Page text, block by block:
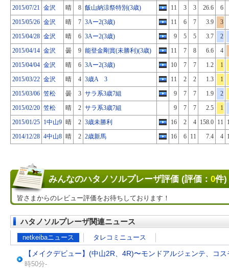
2015/07/21 金沢 晴 8 飯山納涼祭特別(3歳) 11 3 3 26.6
6
2015/05/26 金沢 晴 7 3Aー2(3歳) 11 6 7 3.9
3
2015/04/28 金沢 晴 6 3Aー2(3歳) 9 5 5 3.7
2
2015/04/14 金沢 曇 9 能登金剛賞(未勝利)(3歳) 11 7 8 6.6
4
2015/04/04 金沢 晴 6 3Aー2(3歳) 10 7 7 1.2
1
2015/03/22 金沢 晴 4 3歳A 3 11 2 2 1.3
1
2015/03/06 笠松 曇 3 サラ系3歳7組 9 7 7 1.9
2
2015/02/20 笠松 晴 2 サラ系3歳7組 9 7 7 2.5
1
2015/01/25 1中山9 晴 2 3歳未勝利 16 2 4 158.0 11
2014/12/28 4中山8 晴 2 2歳新馬 16 6 11 7.4 4
みんなのハタノソルプレーザ評価 (評価： 0件)
皆さまからのレビュー評価をお待ちしております！
ハタノソルプレーザ関連ニュース
netkeibaニュース タレコミニュース
【メイクデビュー】(中山2R、4R)〜モンドアルジェンテ、コ
時50分-